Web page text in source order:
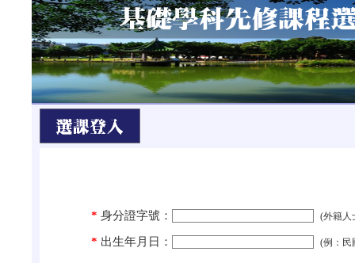
* 身分證字號： (外籍人
* 出生年月日： (例：民